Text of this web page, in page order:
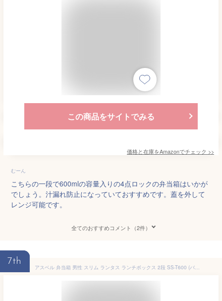
この商品をサイトでみる
価格と在庫をAmazonでチェック >>
むーん
こちらの一段で600mlの容量入りの4点ロックの弁当箱はいかが
でしょう。汁漏れ防止になっていておすすめです。蓋を外して
レンジ可能です。
全てのおすすめコメント（2件）
7th
アスベル 弁当箱 男性 スリム ランタス ランチボックス 2段 SS-T600 (バッグ付) ブラック バッグ付 お弁当箱 男子 高校生 小容量 抗菌 レンジ対応 冷蔵 食洗器対応 汁モレ防止 お手入れ簡単 入園入学 男性向け バッグ付き 箸付 男の子 メンズ